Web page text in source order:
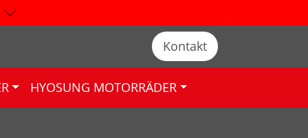
Kontakt
HYOSUNG MOTORRÄDER